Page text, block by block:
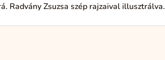
Radvány Zsuzsa szép rajzaival illusztrálva.